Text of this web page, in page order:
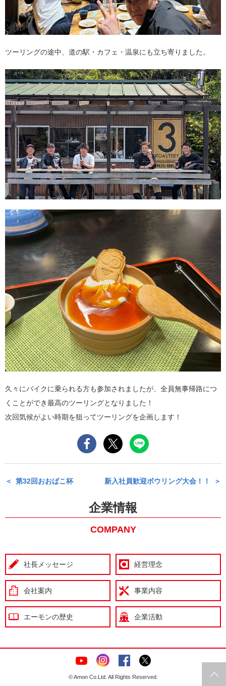
ツーリングの途中、道の駅・カフェ・温泉にも立ち寄りました。
久々にバイクに乗られる方も参加されましたが、全員無事帰路につ
くことができ最高のツーリングとなりました！
次回気候がよい時期を狙ってツーリングを企画します！
第32回おおばこ杯 新入社員歓迎ボウリング大会！！
企業情報
COMPANY
社長メッセージ 経営理念
会社案内 事業内容
エーモンの歴史 企業活動
© Amon Co.Ltd. All Rights Reserved.